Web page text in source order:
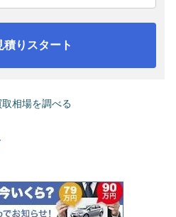
積りスタート
相場を調べる